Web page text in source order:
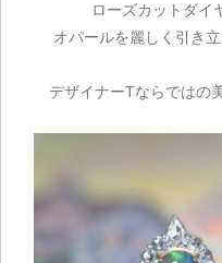
ローズカットダイ
オパールを麗しく引き
デザイナーTならではの